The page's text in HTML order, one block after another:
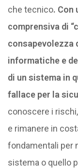
che tecnico. Con
comprensiva di
consapevolezza
informatiche e
di un sistema in
fallace per la
conoscere i
e rimanere in
fondamentali per
sistema o quello